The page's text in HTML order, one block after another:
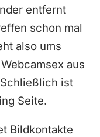
entfernt
schon mal
also ums
aus
ist
Seite.
Bildkontakte